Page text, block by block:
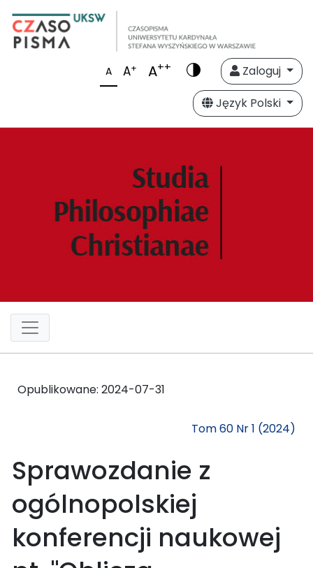
A A+ A++
Zaloguj
Język Polski
Opublikowane: 2024-07-31
Tom 60 Nr 1 (2024)
Sprawozdanie z
ogólnopolskiej
konferencji naukowej